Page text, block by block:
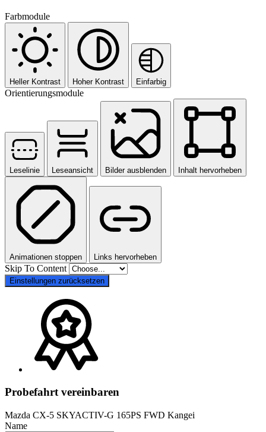
Farbmodule
Heller Kontrast Hoher Kontrast Einfarbig
Orientierungsmodule
Leselinie Leseansicht Bilder ausblenden Inhalt hervorheben
Animationen stoppen Links hervorheben
Skip To Content
Einstellungen zurücksetzen
Probefahrt vereinbaren
Mazda CX-5 SKYACTIV-G 165PS FWD Kangei
Name